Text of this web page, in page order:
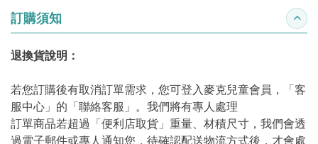
訂購須知 收合
退換貨說明：
若您訂購後有取消訂單需求，您可登入麥克兒童會員，「客
服中心」的「聯絡客服」。我們將有專人處理
訂單商品若超過「便利店取貨」重量、材積尺寸，我們會透
過電子郵件或專人通知您，待確認配送物流方式後，才會處